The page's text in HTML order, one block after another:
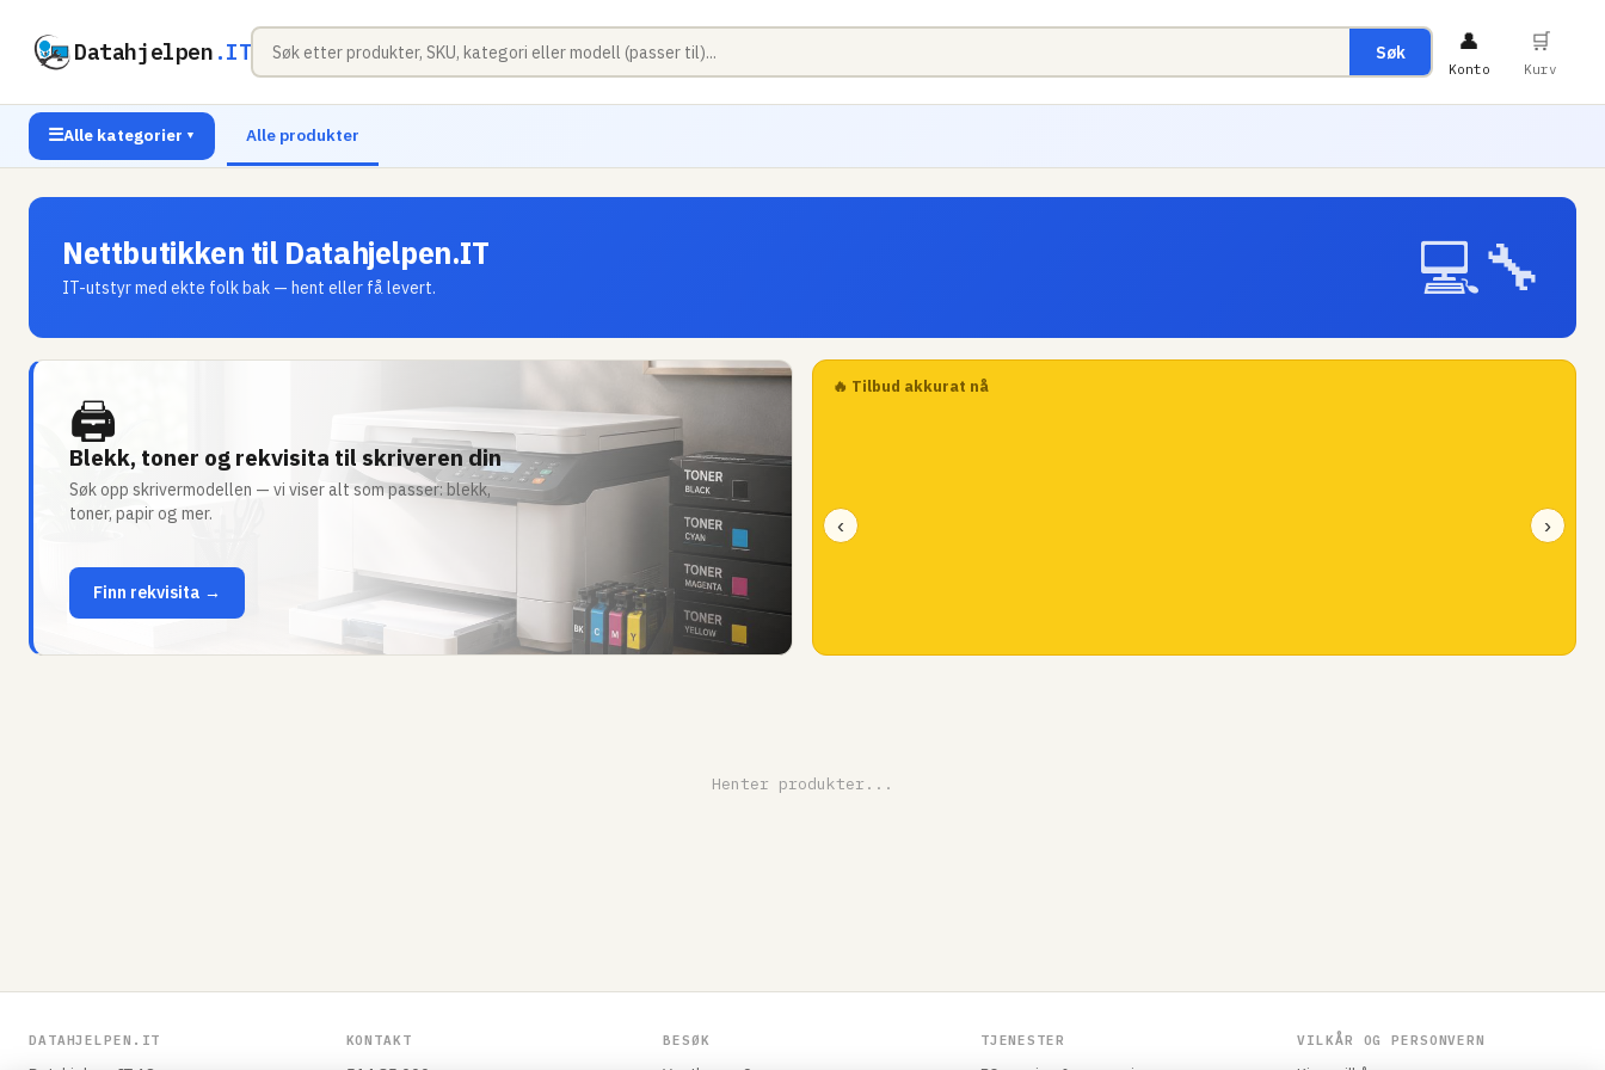
Datahjelpen .IT Søk 👤
Konto
🛒
Kurv
☰Alle kategorier ▼ Alle produkter
Nettbutikken til Datahjelpen.IT
IT-utstyr med ekte folk bak — hent eller få levert. 💻🔧
🖨
Blekk, toner og rekvisita til skriveren din
Søk opp skrivermodellen — vi viser alt som passer: blekk,
toner, papir og mer.
Finn rekvisita →
🔥 Tilbud akkurat nå
‹ ›
Henter produkter...
DATAHJELPEN.IT KONTAKT BESØK TJENESTER VILKÅR OG PERSONVERN